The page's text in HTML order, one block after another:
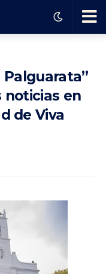
Ha
ble
gra
Palguarata”
noticias en
de Viva